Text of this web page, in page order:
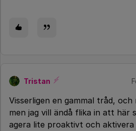
Tristan
Visserligen en gammal tråd,
men jag vill ändå flika in att här
agera lite proaktivt och aktivera